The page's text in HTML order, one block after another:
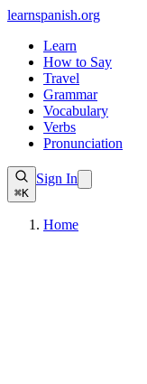
learnspanish.org
Learn
How to Say
Travel
Grammar
Vocabulary
Verbs
Pronunciation
⌘K
Sign In
Home